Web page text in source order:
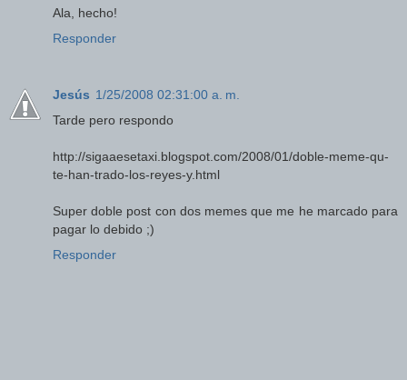
Ala, hecho!
Responder
Jesús 1/25/2008 02:31:00 a. m.
Tarde pero respondo
http://sigaaesetaxi.blogspot.com/2008/01/doble-meme-qu-
te-han-trado-los-reyes-y.html
Super doble post con dos memes que me he marcado para
pagar lo debido ;)
Responder